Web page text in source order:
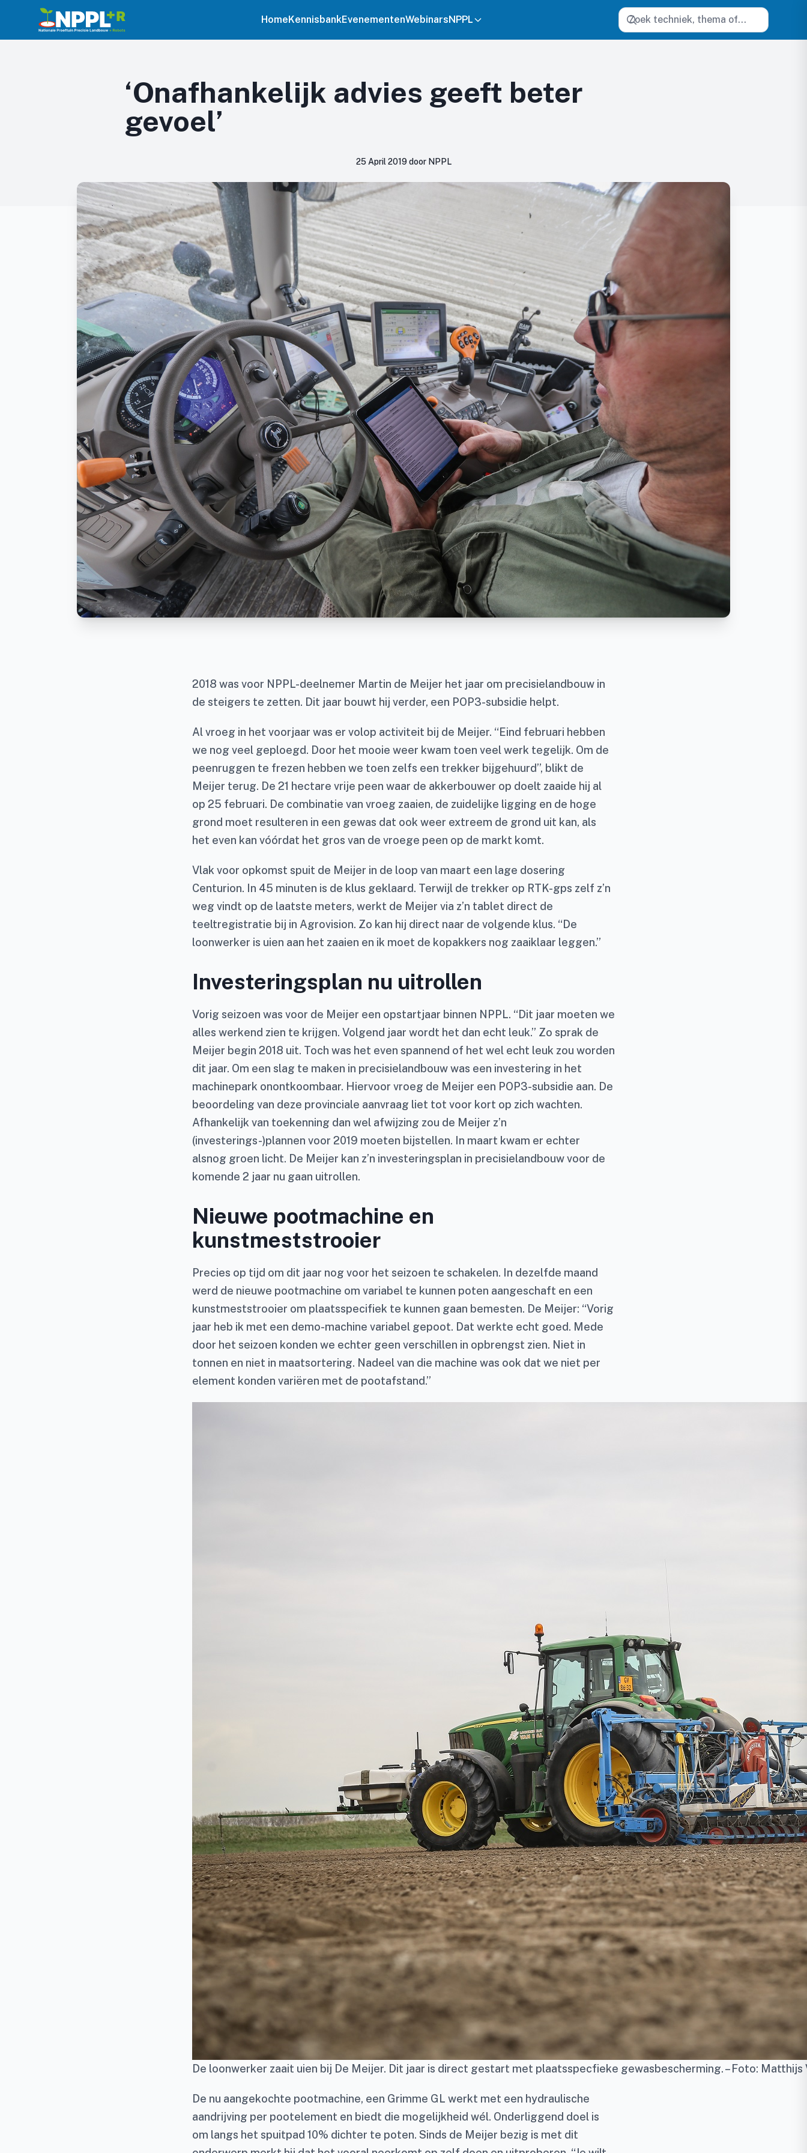
HomeKennisbankEvenementenWebinarsNPPL Zoeken
‘Onafhankelijk advies geeft beter
gevoel’
25 April 2019 door NPPL
2018 was voor NPPL-deelnemer Martin de Meijer het jaar om precisielandbouw in
de steigers te zetten. Dit jaar bouwt hij verder, een POP3-subsidie helpt.
Al vroeg in het voorjaar was er volop activiteit bij de Meijer. “Eind februari hebben
we nog veel geploegd. Door het mooie weer kwam toen veel werk tegelijk. Om de
peenruggen te frezen hebben we toen zelfs een trekker bijgehuurd”, blikt de
Meijer terug. De 21 hectare vrije peen waar de akkerbouwer op doelt zaaide hij al
op 25 februari. De combinatie van vroeg zaaien, de zuidelijke ligging en de hoge
grond moet resulteren in een gewas dat ook weer extreem de grond uit kan, als
het even kan vóórdat het gros van de vroege peen op de markt komt.
Vlak voor opkomst spuit de Meijer in de loop van maart een lage dosering
Centurion. In 45 minuten is de klus geklaard. Terwijl de trekker op RTK-gps zelf z’n
weg vindt op de laatste meters, werkt de Meijer via z’n tablet direct de
teeltregistratie bij in Agrovision. Zo kan hij direct naar de volgende klus. “De
loonwerker is uien aan het zaaien en ik moet de kopakkers nog zaaiklaar leggen.”
Investeringsplan nu uitrollen
Vorig seizoen was voor de Meijer een opstartjaar binnen NPPL. “Dit jaar moeten we
alles werkend zien te krijgen. Volgend jaar wordt het dan echt leuk.” Zo sprak de
Meijer begin 2018 uit. Toch was het even spannend of het wel echt leuk zou worden
dit jaar. Om een slag te maken in precisielandbouw was een investering in het
machinepark onontkoombaar. Hiervoor vroeg de Meijer een POP3-subsidie aan. De
beoordeling van deze provinciale aanvraag liet tot voor kort op zich wachten.
Afhankelijk van toekenning dan wel afwijzing zou de Meijer z’n
(investerings-)plannen voor 2019 moeten bijstellen. In maart kwam er echter
alsnog groen licht. De Meijer kan z’n investeringsplan in precisielandbouw voor de
komende 2 jaar nu gaan uitrollen.
Nieuwe pootmachine en
kunstmeststrooier
Precies op tijd om dit jaar nog voor het seizoen te schakelen. In dezelfde maand
werd de nieuwe pootmachine om variabel te kunnen poten aangeschaft en een
kunstmeststrooier om plaatsspecifiek te kunnen gaan bemesten. De Meijer: “Vorig
jaar heb ik met een demo-machine variabel gepoot. Dat werkte echt goed. Mede
door het seizoen konden we echter geen verschillen in opbrengst zien. Niet in
tonnen en niet in maatsortering. Nadeel van die machine was ook dat we niet per
element konden variëren met de pootafstand.”
De loonwerker zaait uien bij De Meijer. Dit jaar is direct gestart met plaatsspecfieke gewasbescherming. – Foto: Matthijs
De nu aangekochte pootmachine, een Grimme GL werkt met een hydraulische
aandrijving per pootelement en biedt die mogelijkheid wél. Onderliggend doel is
om langs het spuitpad 10% dichter te poten. Sinds de Meijer bezig is met dit